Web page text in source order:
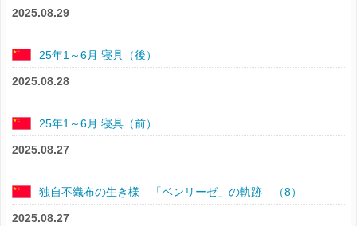
2025.08.29
25年1～6月 寝具（後）
2025.08.28
25年1～6月 寝具（前）
2025.08.27
独自不織布の生き様―「ベンリーゼ」の軌跡―（8）
2025.08.27